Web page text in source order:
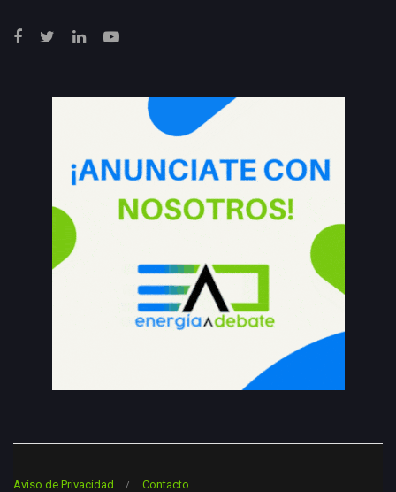
Aviso de Privacidad Contacto